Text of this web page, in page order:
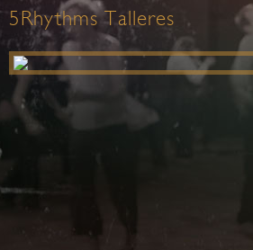
5Rhythms Talleres